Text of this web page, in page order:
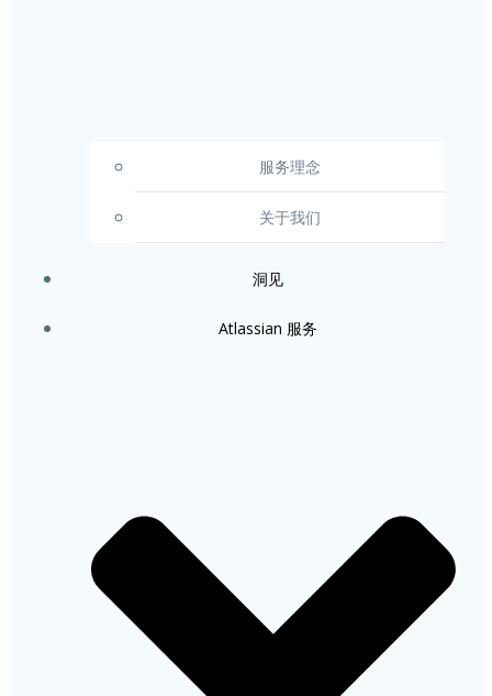
服务理念
关于我们
洞见
Atlassian 服务